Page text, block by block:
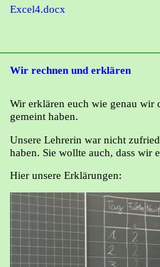
Excel4.docx
Wir rechnen und erklären
Wir erklären euch wie genau wir
gemeint haben.
Unsere Lehrerin war nicht
haben. Sie wollte auch, dass wir
Hier unsere Erklärungen: